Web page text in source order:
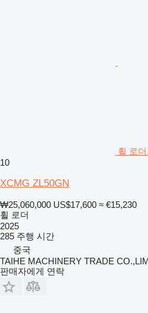
휠 로
10
XCMG ZL50GN
₩25,060,000 US$17,600 ≈ €15,230
휠 로더
2025
285 주행 시간
중국
TAIHE MACHINERY TRADE
판매자에게 연락